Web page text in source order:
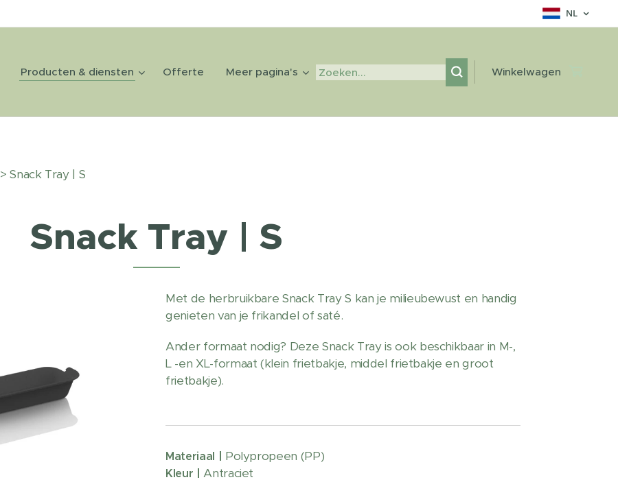
NL
Producten & diensten Offerte Meer pagina's Winkelwagen
> Snack Tray | S
Snack Tray | S
Met de herbruikbare Snack Tray S kan je milieubewust en handig
genieten van je frikandel of saté.
Ander formaat nodig? Deze Snack Tray is ook beschikbaar in M-,
L -en XL-formaat (klein frietbakje, middel frietbakje en groot
frietbakje).
Materiaal | Polypropeen (PP)
Kleur |Antraciet